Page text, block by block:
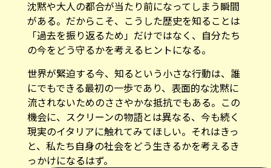
沈黙や大人の都合が当たり前になってしまう瞬間
がある。だからこそ、こうした歴史を知ることは
「過去を振り返るため」だけではなく、自分たち
の今をどう守るかを考えるヒントになる。
世界が緊迫する今、知るという小さな行動は、誰
にでもできる最初の一歩であり、表面的な沈黙に
流されないためのささやかな抵抗でもある。この
機会に、スクリーンの物語とは異なる、今も続く
現実のイタリアに触れてみてほしい。それはきっ
と、私たち自身の社会をどう生きるかを考えるき
っかけになるはず。